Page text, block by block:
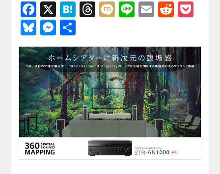
F
a
c
e
b
o
o
k
X
H
n
a
T
a
d
s
M
Li
E
R
di
t
et
Bl
u
e
sk
y
M
e
ss
e
n
g
er
有